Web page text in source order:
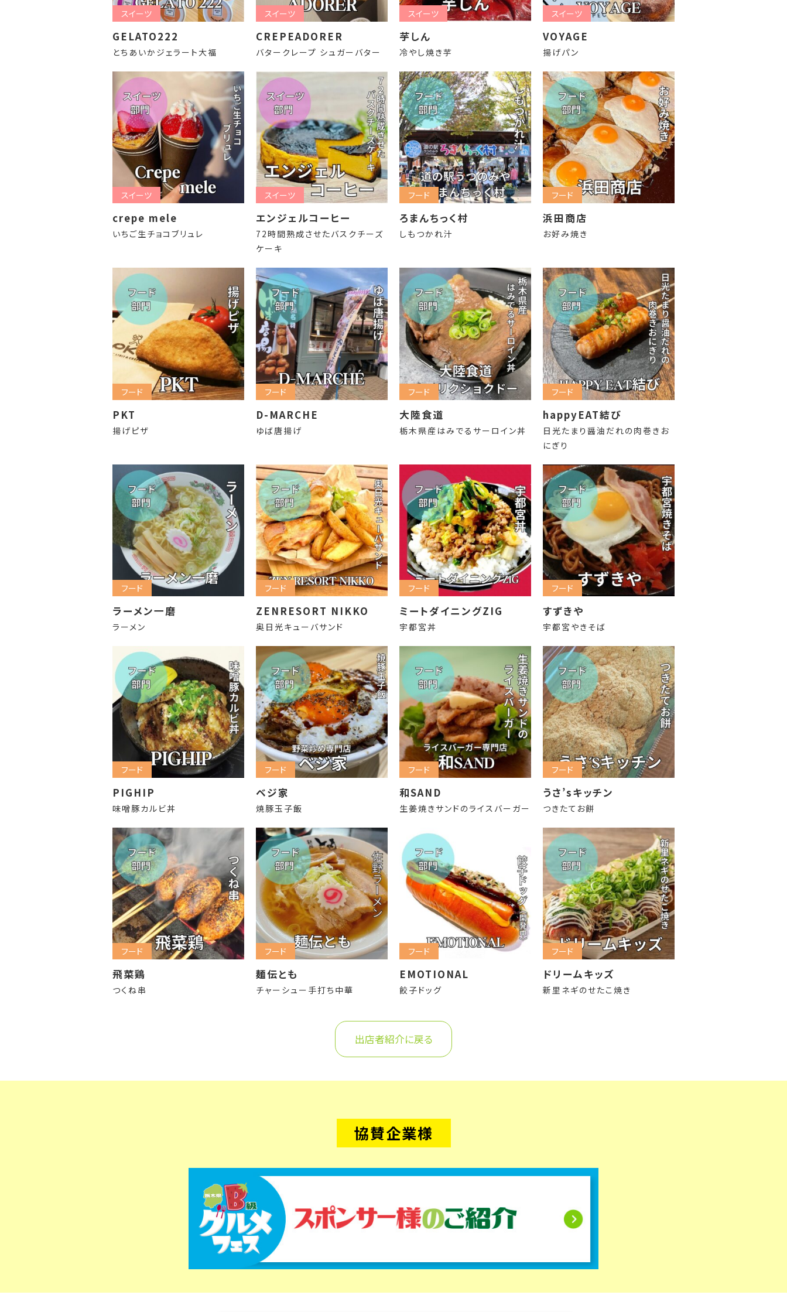
スイーツ
GELATO222
とちあいかジェラート大福
スイーツ
CREPEADORER
バタークレープ シュガーバター
スイーツ
芋しん
冷やし焼き芋
スイーツ
VOYAGE
揚げパン
スイーツ
crepe mele
いちご生チョコブリュレ
スイーツ
エンジェルコーヒー
72時間熟成させたバスクチーズ
ケーキ
フード
ろまんちっく村
しもつかれ汁
フード
浜田商店
お好み焼き
フード
PKT
揚げピザ
フード
D-MARCHE
ゆば唐揚げ
フード
大陸食道
栃木県産はみでるサーロイン丼
フード
happyEAT結び
日光たまり醤油だれの肉巻きお
にぎり
フード
ラーメン一磨
ラーメン
フード
ZENRESORT NIKKO
奥日光キューバサンド
フード
ミートダイニングZIG
宇都宮丼
フード
すずきや
宇都宮やきそば
フード
PIGHIP
味噌豚カルビ丼
フード
ベジ家
焼豚玉子飯
フード
和SAND
生姜焼きサンドのライスバーガー
フード
うさ’sキッチン
つきたてお餅
フード
飛菜鶏
つくね串
フード
麺伝とも
チャーシュー手打ち中華
フード
EMOTIONAL
餃子ドッグ
フード
ドリームキッズ
新里ネギのせたこ焼き
出店者紹介に戻る
協賛企業様